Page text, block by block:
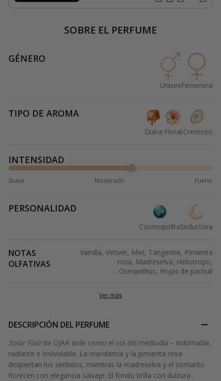
SOBRE EL PERFUME
GÉNERO
UnisexFemenina
TIPO DE AROMA
Dulce Floral Cremoso
INTENSIDAD
Suave Moderado Fuerte
PERSONALIDAD
CosmopolitaSeductora
NOTAS
OLFATIVAS
Vainilla, Vetiver, Miel, Tangerine, Pimienta
rosa, Madreselva, Heliotropo,
Osmanthus, Hojas de pachulí
Ver más
DESCRIPCIÓN DEL PERFUME
Solar Flairde OJAR arde como el sol del mediodía – indomable,
radiante e inolvidable. La mandarina y la pimienta rosa
despiertan los sentidos, mientras la madreselva y el osmanto
florecen con elegancia salvaje. El fondo brilla con dulzura